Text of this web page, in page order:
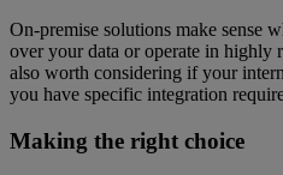
On-premise solutions make sense
over your data or operate in highly
also worth considering if your
you have specific integration
Making the right choice